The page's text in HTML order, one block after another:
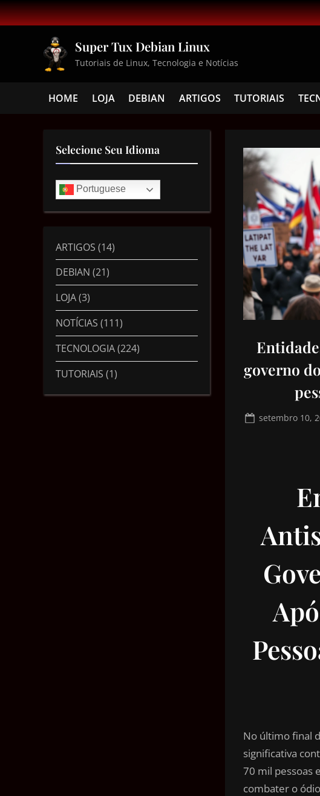
Super Tux Debian Linux
Tutoriais de Linux, Tecnologia e Notícias
HOME LOJA DEBIAN ARTIGOS TUTORIAIS
governo
setembro 10,
No último final
significativa
70 mil pessoas
combater o
Selecione Seu Idioma
Portuguese
ARTIGOS (14)
DEBIAN (21)
LOJA(3)
NOTÍCIAS (111)
TECNOLOGIA(224)
TUTORIAIS (1)